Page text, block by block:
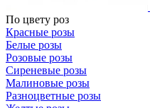
По цвету роз
Красные розы
Белые розы
Розовые розы
Сиреневые розы
Малиновые розы
Разноцветные розы